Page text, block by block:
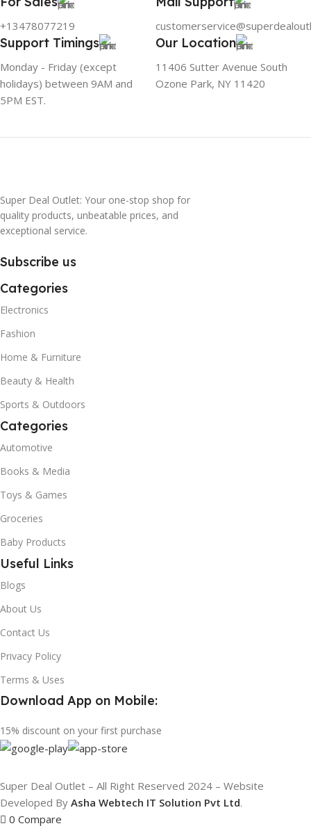
+13478077219
Support Timings
Monday - Friday (except
holidays) between 9AM and
5PM EST.
Our Location
11406 Sutter Avenue South
Ozone Park, NY 11420
Super Deal Outlet: Your one-stop shop for
quality products, unbeatable prices, and
exceptional service.
Subscribe us
Categories
Electronics
Fashion
Home & Furniture
Beauty & Health
Sports & Outdoors
Categories
Automotive
Books & Media
Toys & Games
Groceries
Baby Products
Useful Links
Blogs
About Us
Contact Us
Privacy Policy
Terms & Uses
Download App on Mobile:
15% discount on your first purchase
Super Deal Outlet – All Right Reserved 2024 – Website
Developed By Asha Webtech IT Solution Pvt Ltd.
0 Compare